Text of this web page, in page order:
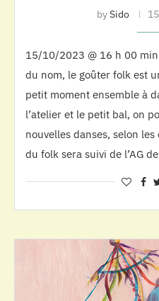
bySido
15/10/2023 @ 16 h 00
du nom, le goûter folk est
petit moment ensemble à
l’atelier et le petit bal, on
nouvelles danses, selon
du folk sera suivi de l’AG